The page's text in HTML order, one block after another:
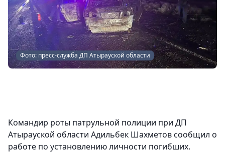
Фото: пресс-служба ДП Атырауской области
Командир роты патрульной полиции при ДП
Атырауской области Адильбек Шахметов сообщил о
работе по установлению личности погибших.